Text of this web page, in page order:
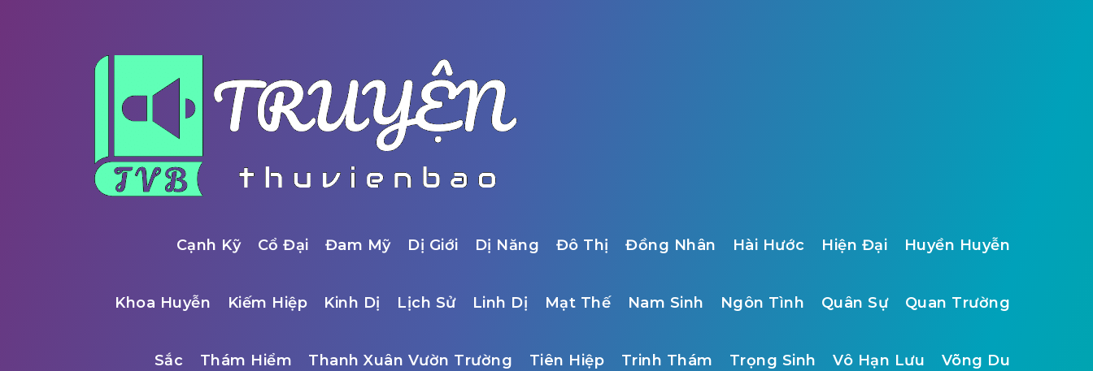
Cạnh Kỹ Cổ Đại Đam Mỹ Dị Giới Dị Năng Đô Thị Đồng Nhân Hài Hước Hiện Đại Huyền Huyễn
Khoa Huyễn Kiếm Hiệp Kinh Dị Lịch Sử Linh Dị Mạt Thế Nam Sinh Ngôn Tình Quân Sự Quan Trường
Sắc Thám Hiểm Thanh Xuân Vườn Trường Tiên Hiệp Trinh Thám Trọng Sinh Vô Hạn Lưu Võng Du